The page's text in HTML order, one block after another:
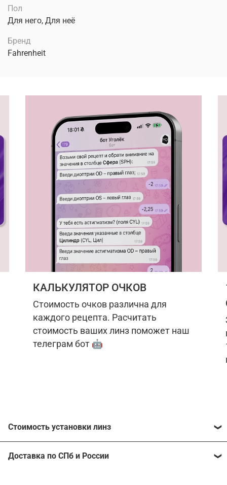
Пол
Для него, Для неё
Бренд
Fahrenheit
КАЛЬКУЛЯТОР ОЧКОВ
Стоимость очков различна для
каждого рецепта. Расчитать
стоимость ваших линз поможет наш
телеграм бот 🤖
Стоимость установки линз
Расчитать стоимость ваших линз поможет
Доставка по СПб и России